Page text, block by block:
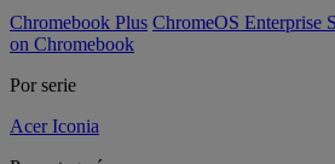
Chromebook Plus ChromeOS Enterprise
on Chromebook
Por serie
Acer Iconia